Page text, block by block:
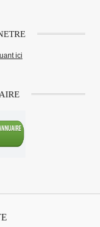
ici